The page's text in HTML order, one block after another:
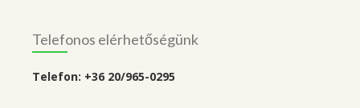
Telefonos elérhetőségünk
Telefon: +36 20/965-0295